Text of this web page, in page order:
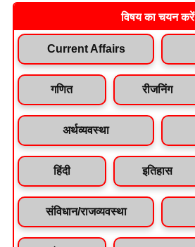
विषय का चयन करें
Current Affairs
गणित रीजनिंग
अर्थव्यवस्था
हिंदी इतिहास
संविधान/राजव्यवस्था